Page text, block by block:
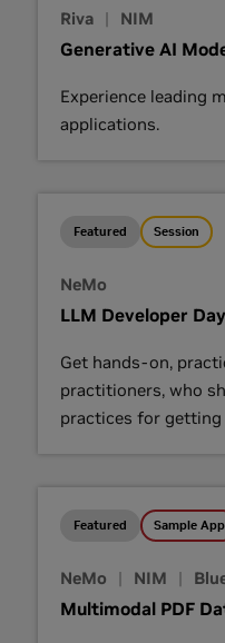
Riva | NIM
Generative AI
Experience leading
applications.
Featured Session
NeMo
LLM Developer Day
Get hands-on,
practitioners, who
practices for
Featured Sample App
NeMo | NIM |
Multimodal PDF